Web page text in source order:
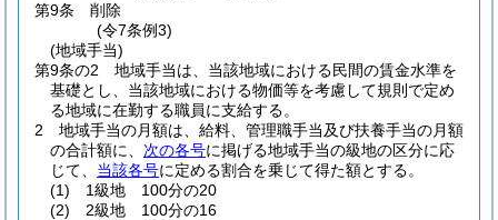
第9条
削除
(令7条例3)
(地域手当)
第9条の2
地域手当は、当該地域における民間の賃金水準を
基礎とし、当該地域における物価等を考慮して規則で定め
る地域に在勤する職員に支給する。
2
地域手当の月額は、給料、管理職手当及び扶養手当の月額
の合計額に、 次の各号に掲げる地域手当の級地の区分に応
じて、 当該各号に定める割合を乗じて得た額とする。
(1)
1級地 100分の20
(2)
2級地 100分の16